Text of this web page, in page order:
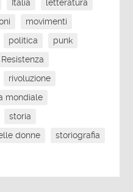
Italia
letteratura
movimenti
politica
punk
Resistenza
rivoluzione
mondiale
storia
donne
storiografia